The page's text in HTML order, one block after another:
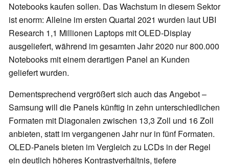
Notebooks kaufen sollen. Das Wachstum in diesem Sektor
ist enorm: Alleine im ersten Quartal 2021 wurden laut UBI
Research 1,1 Millionen Laptops mit OLED-Display
ausgeliefert, während im gesamten Jahr 2020 nur 800.000
Notebooks mit einem derartigen Panel an Kunden
geliefert wurden.
Dementsprechend vergrößert sich auch das Angebot –
Samsung will die Panels künftig in zehn unterschiedlichen
Formaten mit Diagonalen zwischen 13,3 Zoll und 16 Zoll
anbieten, statt im vergangenen Jahr nur in fünf Formaten.
OLED-Panels bieten im Vergleich zu LCDs in der Regel
ein deutlich höheres Kontrastverhältnis, tiefere